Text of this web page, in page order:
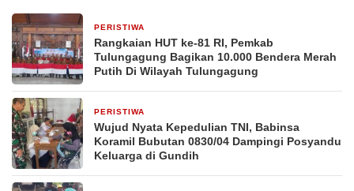
PERISTIWA
Rangkaian HUT ke-81 RI, Pemkab
Tulungagung Bagikan 10.000 Bendera Merah
Putih Di Wilayah Tulungagung
PERISTIWA
Wujud Nyata Kepedulian TNI, Babinsa
Koramil Bubutan 0830/04 Dampingi Posyandu
Keluarga di Gundih